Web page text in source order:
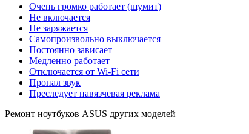
Очень громко работает (шумит)
Не включается
Не заряжается
Самопроизвольно выключается
Постоянно зависает
Медленно работает
Отключается от Wi-Fi сети
Пропал звук
Преследует навязчевая реклама
Ремонт ноутбуков ASUS других моделей